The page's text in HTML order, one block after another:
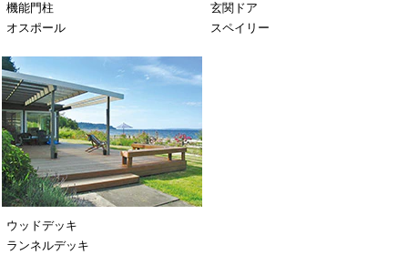
機能門柱
オスポール
玄関ドア
スペイリー
ウッドデッキ
ランネルデッキ